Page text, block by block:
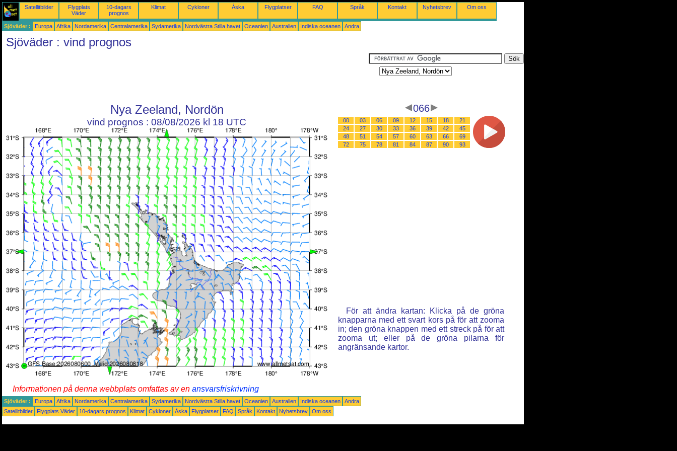
Satellitbilder
Flygplats
Väder
10-dagars
prognos
Klimat Cykloner Åska Flygplatser FAQ Språk Kontakt Nyhetsbrev Om oss
Sjöväder : Europa Afrika Nordamerika Centralamerika Sydamerika Nordvästra Stilla havet Oceanien Australien Indiska oceanen Andra
Sjöväder : vind prognos
Nya Zeeland, Nordön
vind prognos : 08/08/2026 kl 18 UTC
066
00 03 06 09 12 15 18
21
24
27 30 33 36 39 42
45
48
51 54 57 60 63 66
69
72
75 78 81 84 87 90 93
För att ändra kartan: Klicka på de gröna
knapparna med ett svart kors på för att zooma
in; den gröna knappen med ett streck på för att
zooma ut; eller på de gröna pilarna för
angränsande kartor.
Informationen på denna webbplats omfattas av en ansvarsfriskrivning
Sjöväder : Europa Afrika Nordamerika Centralamerika Sydamerika Nordvästra Stilla havet Oceanien Australien Indiska oceanen
Andra
Satellitbilder
Flygplats Väder 10-dagars prognos Klimat Cykloner Åska Flygplatser FAQ Språk Kontakt Nyhetsbrev Om oss